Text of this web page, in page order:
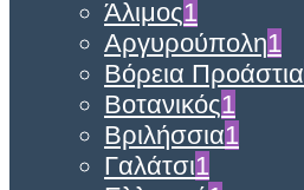
Άλιμος1
Αργυρούπολη1
Βόρεια Προάστια
Βοτανικός1
Βριλήσσια1
Γαλάτσι1